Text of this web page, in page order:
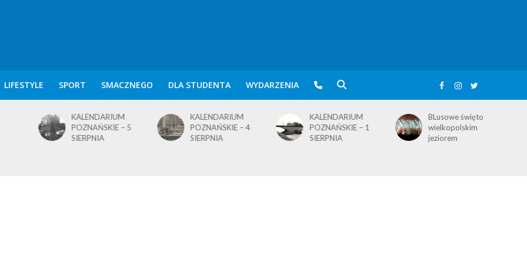
LIFESTYLE SPORT SMACZNEGO DLA STUDENTA WYDARZENIA
KALENDARIUM
POZNAŃSKIE – 5
SIERPNIA
KALENDARIUM
POZNAŃSKIE – 4
SIERPNIA
KALENDARIUM
POZNAŃSKIE – 1
SIERPNIA
BLusowe święto nad
wielkopolskim
jeziorem